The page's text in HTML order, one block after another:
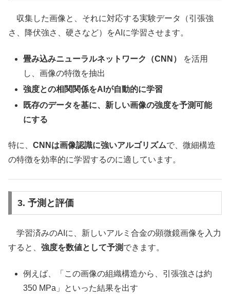
収集した画像と、それに対応する実験データ（引張強
さ、降伏強さ、硬さなど）をAIに学習させます。
畳み込みニューラルネットワーク（CNN）
を活用
し、画像の特徴を抽出
強度との相関関係をAIが自動的に学習
既存のデータを基に、新しい画像の強度を予測可能
にする
特に、 CNNは画像認識に強いアルゴリズムで、微細構造
の特徴を効率的に学習するのに適しています。
3. 予測と評価
学習済みのAIに、新しいアルミ合金の顕微鏡画像を入力
すると、 強度を数値として予測 できます。
例えば、「この画像の組織構造から、引張強さは約
350 MPa」といった結果を出す